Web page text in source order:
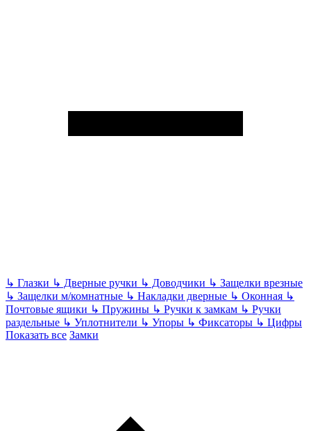
↳ Глазки ↳ Дверные ручки ↳ Доводчики ↳ Защелки врезные
↳ Защелки м/комнатные ↳ Накладки дверные ↳ Оконная ↳
Почтовые ящики ↳ Пружины ↳ Ручки к замкам ↳ Ручки
раздельные ↳ Уплотнители ↳ Упоры ↳ Фиксаторы ↳ Цифры
Показать все Замки